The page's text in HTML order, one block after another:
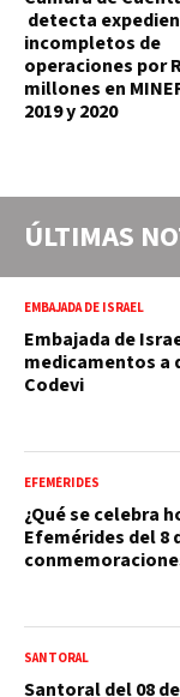
detecta
incompletos de
operaciones por
millones en
2019 y 2020
ÚLTIMAS
EMBAJADA DE ISRAEL
Embajada de
medicamentos a
Codevi
EFEMÉRIDES
¿Qué se celebra
Efemérides del 8
SANTORAL
Santoral del 08